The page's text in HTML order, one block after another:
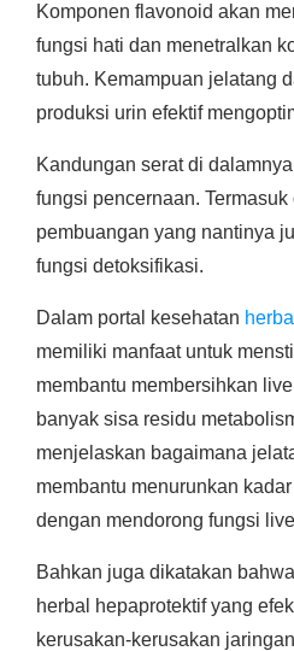
Komponen flavonoid akan
fungsi hati dan menetralkan
tubuh. Kemampuan jelatang
produksi urin efektif
Kandungan serat di
fungsi pencernaan.
pembuangan yang nantinya
fungsi detoksifikasi.
Dalam portal kesehatan
memiliki manfaat untuk
membantu membersihkan
banyak sisa residu
menjelaskan bagaimana
membantu menurunkan
dengan mendorong fungsi
Bahkan juga dikatakan
herbal hepaprotektif yang
kerusakan-kerusakan